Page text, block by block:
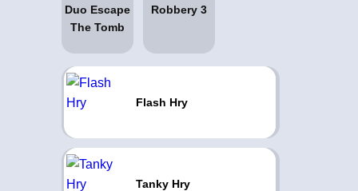
Flash Hry
Tanky Hry